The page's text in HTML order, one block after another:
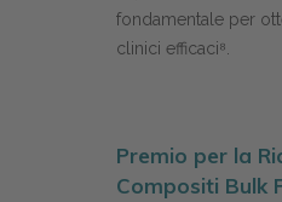
fondamentale per
clinici efficaci⁸.
Premio per la
Compositi Bulk